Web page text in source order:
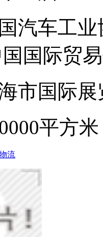
国汽车工
国国际贸
海市国际
平方
流